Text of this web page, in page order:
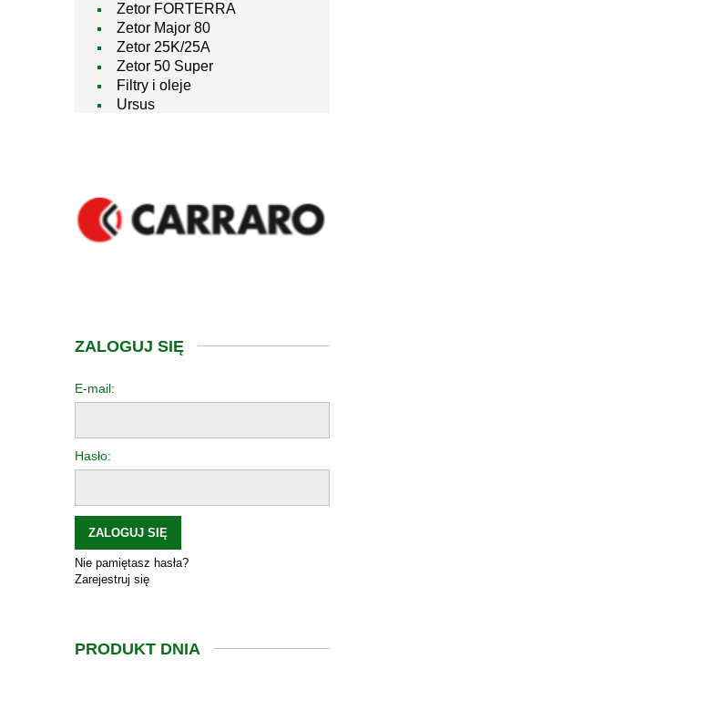
Zetor FORTERRA
Zetor Major 80
Zetor 25K/25A
Zetor 50 Super
Filtry i oleje
Ursus
ZALOGUJ SIĘ
E-mail:
Hasło:
ZALOGUJ SIĘ
Nie pamiętasz hasła?
Zarejestruj się
PRODUKT DNIA